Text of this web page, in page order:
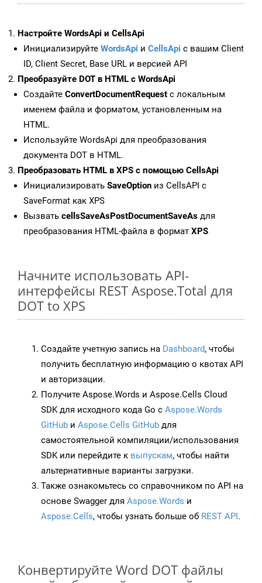
Настройте WordsApi и CellsApi
Инициализируйте WordsApi и CellsApi с вашим Client
ID, Client Secret, Base URL и версией API
Преобразуйте DOT в HTML с WordsApi
Создайте ConvertDocumentRequest с локальным
именем файла и форматом, установленным на
HTML.
Используйте WordsApi для преобразования
документа DOT в HTML.
Преобразовать HTML в XPS с помощью CellsApi
Инициализировать SaveOption из CellsAPI с
SaveFormat как XPS
Вызвать cellsSaveAsPostDocumentSaveAs для
преобразования HTML-файла в формат XPS
Начните использовать API-
интерфейсы REST Aspose.Total для
DOT to XPS
Создайте учетную запись на Dashboard, чтобы
получить бесплатную информацию о квотах API
и авторизации.
Получите Aspose.Words и Aspose.Cells Cloud
SDK для исходного кода Go с Aspose.Words
GitHub и Aspose.Cells GitHub для
самостоятельной компиляции/использования
SDK или перейдите к выпускам, чтобы найти
альтернативные варианты загрузки.
Также ознакомьтесь со справочником по API на
основе Swagger для Aspose.Words и
Aspose.Cells, чтобы узнать больше об REST API.
Конвертируйте Word DOT файлы